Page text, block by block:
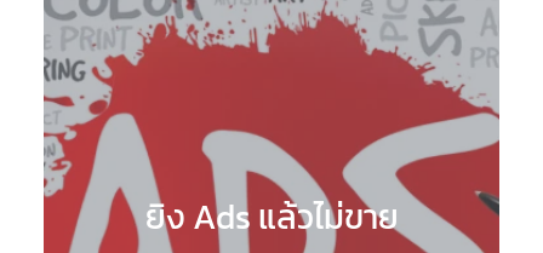
ยิง Ads แล้วไม่ขาย